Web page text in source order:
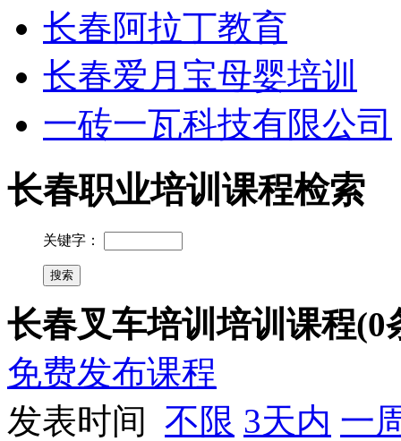
长春阿拉丁教育
长春爱月宝母婴培训
一砖一瓦科技有限公司
长春职业培训课程检索
关键字：
长春叉车培训培训课程(0
免费发布课程
发表时间 不限 3天内 一